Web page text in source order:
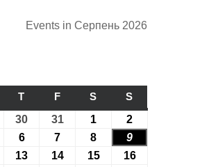
Events in Серпень 2026
T ЧЕТВЕР
FП’ЯТНИЦЯ
S СУБОТА
S
30 30.07.2026
3131.07.2026
1 01.08.2026
2
606.08.2026
7 07.08.2026
8 08.08.2026
9
13 13.08.2026
1414.08.2026
1515.08.2026
1616.08.2026